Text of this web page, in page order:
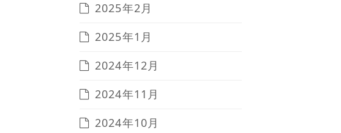
2025年2月
2025年1月
2024年12月
2024年11月
2024年10月